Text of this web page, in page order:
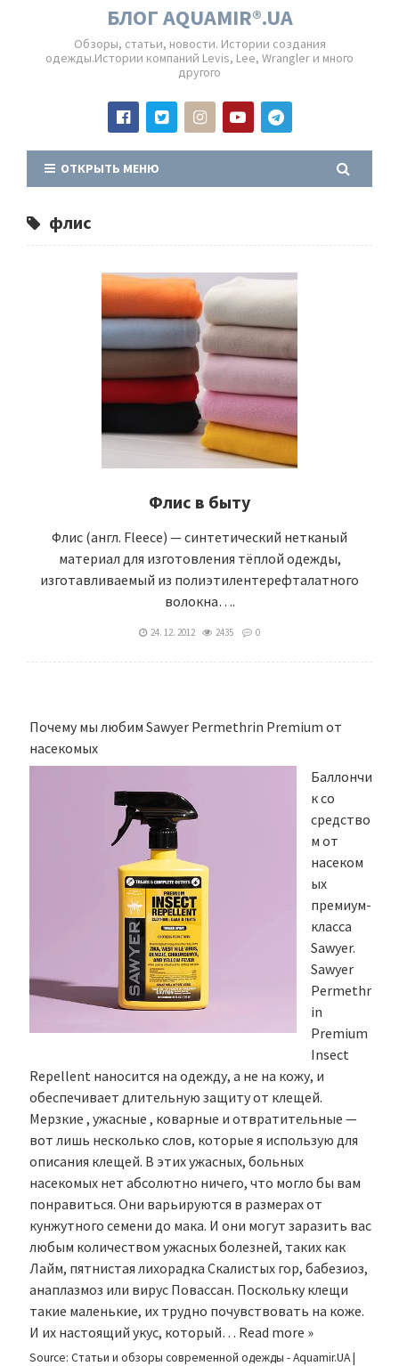
БЛОГ AQUAMIR®.UA
Обзоры, статьи, новости. Истории создания
одежды.Истории компаний Levis, Lee, Wrangler и много
другого
ОТКРЫТЬ МЕНЮ
флис
Флис в быту
Флис (англ. Fleece) — синтетический нетканый
материал для изготовления тёплой одежды,
изготавливаемый из полиэтилентерефталатного
волокна….
24. 12. 2012 2435 0
Почему мы любим Sawyer Permethrin Premium от
насекомых
Баллончи
к со
средство
м от
насеком
ых
премиум-
класса
Sawyer.
Sawyer
Permethr
in
Premium
Insect
Repellent наносится на одежду, а не на кожу, и
обеспечивает длительную защиту от клещей.
Мерзкие , ужасные , коварные и отвратительные —
вот лишь несколько слов, которые я использую для
описания клещей. В этих ужасных, больных
насекомых нет абсолютно ничего, что могло бы вам
понравиться. Они варьируются в размерах от
кунжутного семени до мака. И они могут заразить вас
любым количеством ужасных болезней, таких как
Лайм, пятнистая лихорадка Скалистых гор, бабезиоз,
анаплазмоз или вирус Повассан. Поскольку клещи
такие маленькие, их трудно почувствовать на коже.
И их настоящий укус, который… Read more »
Source: Статьи и обзоры современной одежды - Aquamir.UA|